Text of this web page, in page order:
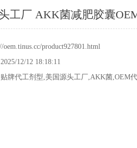
工厂 AKK菌减肥胶囊
product927801.html
12/12 18:18:11
贴牌代工剂型,美国源头工厂,AKK菌,OEM